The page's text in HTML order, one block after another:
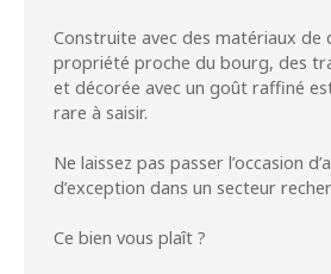
Construite avec des matériaux de
propriété proche du bourg, des
et décorée avec un goût raffiné
rare à saisir.
Ne laissez pas passer l’occasion
d’exception dans un secteur
Ce bien vous plaît ?